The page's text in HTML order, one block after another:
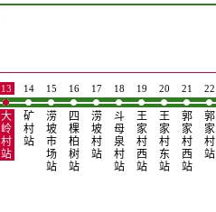
13
大
岭
村
站
14
矿
村
站
15
涝
坡
市
场
站
16
四
棵
柏
树
站
17
涝
坡
村
站
18
斗
母
泉
村
站
19
王
家
村
西
站
20
王
家
村
东
站
21
郭
家
村
西
站
22
郭
家
村
站